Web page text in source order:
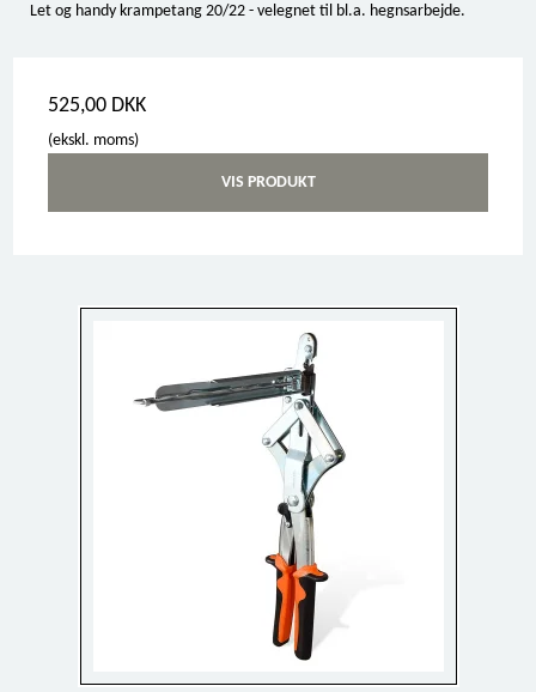
Let og handy krampetang 20/22 - velegnet til bl.a. hegnsarbejde.
525,00 DKK
(ekskl. moms)
VIS PRODUKT